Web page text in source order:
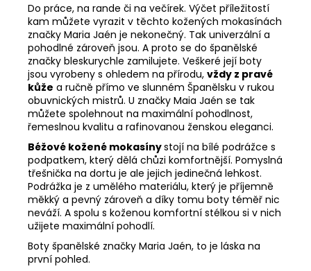
Do práce, na rande či na večírek. Výčet příležitostí
kam můžete vyrazit v těchto kožených mokasínách
značky Maria Jaén je nekonečný. Tak univerzální a
pohodlné zároveň jsou. A proto se do španělské
značky bleskurychle zamilujete. Veškeré její boty
jsou vyrobeny s ohledem na přírodu, vždy z pravé
kůže a ručně přímo ve slunném Španělsku v rukou
obuvnických mistrů. U značky Maia Jaén se tak
můžete spolehnout na maximální pohodlnost,
řemeslnou kvalitu a rafinovanou ženskou eleganci.
Béžové kožené mokasínystojí na bílé podrážce s
podpatkem, který dělá chůzi komfortnější. Pomyslná
třešnička na dortu je ale jejich jedinečná lehkost.
Podrážka je z umělého materiálu, který je příjemně
měkký a pevný zároveň a díky tomu boty téměř nic
neváží. A spolu s koženou komfortní stélkou si v nich
užijete maximální pohodlí.
Boty španělské značky Maria Jaén, to je láska na
první pohled.